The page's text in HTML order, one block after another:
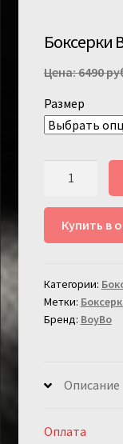
Боксерки
6490
Размер
Боксерки
Boybo
Купить в
Категории:
Метки:
Бренд: BoyBo
Описание
Оплата